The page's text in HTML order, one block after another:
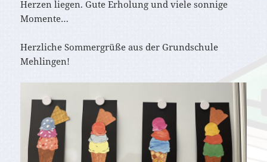
Herzen liegen. Gute Erholung und viele sonnige
Momente…
Herzliche Sommergrüße aus der Grundschule
Mehlingen!